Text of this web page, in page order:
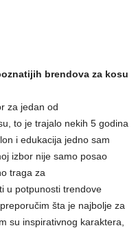
brendova za kosu
za jedan od
to je trajalo nekih 5 godina
i edukacija jedno sam
izbor nije samo posao
traga za
u potpunosti trendove
šta je najbolje za
su inspirativnog karaktera,